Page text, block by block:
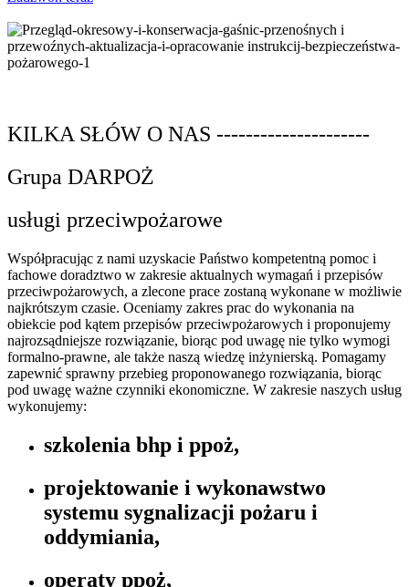
KILKA SŁÓW O NAS ---------------------
Grupa DARPOŻ
usługi przeciwpożarowe
Współpracując z nami uzyskacie Państwo kompetentną pomoc i
fachowe doradztwo w zakresie aktualnych wymagań i przepisów
przeciwpożarowych, a zlecone prace zostaną wykonane w możliwie
najkrótszym czasie. Oceniamy zakres prac do wykonania na
obiekcie pod kątem przepisów przeciwpożarowych i proponujemy
najrozsądniejsze rozwiązanie, biorąc pod uwagę nie tylko wymogi
formalno-prawne, ale także naszą wiedzę inżynierską. Pomagamy
zapewnić sprawny przebieg proponowanego rozwiązania, biorąc
pod uwagę ważne czynniki ekonomiczne. W zakresie naszych usług
wykonujemy:
szkolenia bhp i ppoż,
projektowanie i wykonawstwo
systemu sygnalizacji pożaru i
oddymiania,
operaty ppoż,